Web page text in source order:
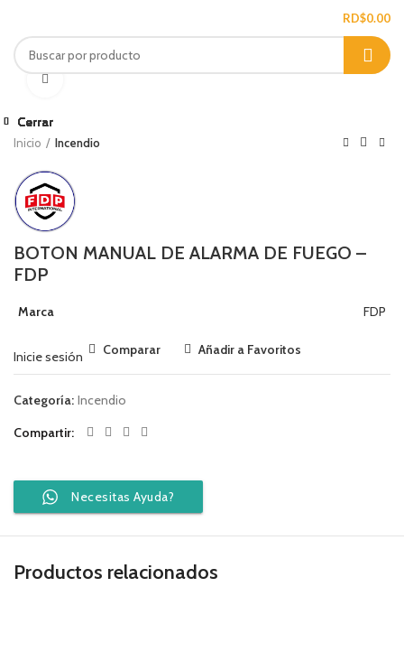
RD$0.00
Inicio Incendio
BOTON MANUAL DE ALARMA DE FUEGO –
FDP
Marca FDP
Inicie sesión Comparar Añadir a Favoritos
Categoría: Incendio
Compartir
Necesitas Ayuda?
Productos relacionados
Cerrar
Cerrar
Cerrar
Cerrar
Cerrar
Cerrar
Cerrar
Cerrar